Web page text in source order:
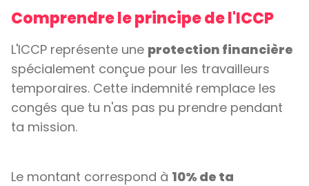
Comprendre le principe de l'ICCP
L'ICCP représente une protection financière
spécialement conçue pour les travailleurs
temporaires. Cette indemnité remplace les
congés que tu n'as pas pu prendre pendant
ta mission.
Le montant correspond à 10% de ta